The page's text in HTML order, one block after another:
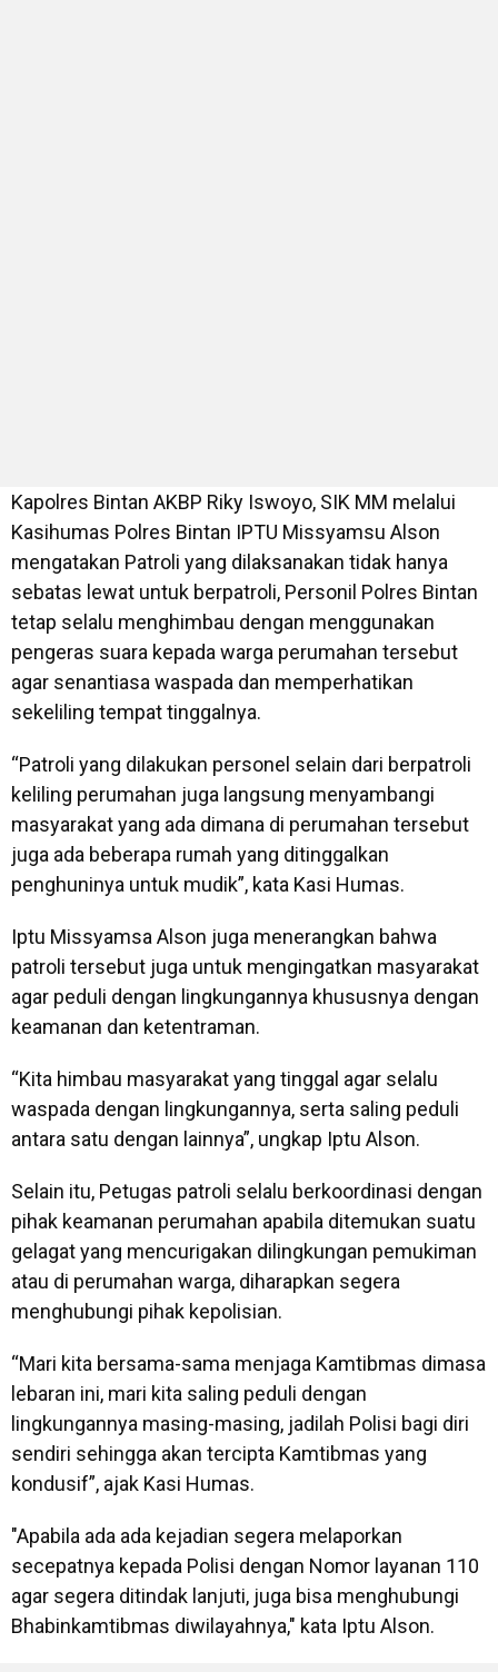
Kapolres Bintan AKBP Riky Iswoyo, SIK MM melalui
Kasihumas Polres Bintan IPTU Missyamsu Alson
mengatakan Patroli yang dilaksanakan tidak hanya
sebatas lewat untuk berpatroli, Personil Polres Bintan
tetap selalu menghimbau dengan menggunakan
pengeras suara kepada warga perumahan tersebut
agar senantiasa waspada dan memperhatikan
sekeliling tempat tinggalnya.
“Patroli yang dilakukan personel selain dari berpatroli
keliling perumahan juga langsung menyambangi
masyarakat yang ada dimana di perumahan tersebut
juga ada beberapa rumah yang ditinggalkan
penghuninya untuk mudik”, kata Kasi Humas.
Iptu Missyamsa Alson juga menerangkan bahwa
patroli tersebut juga untuk mengingatkan masyarakat
agar peduli dengan lingkungannya khususnya dengan
keamanan dan ketentraman.
“Kita himbau masyarakat yang tinggal agar selalu
waspada dengan lingkungannya, serta saling peduli
antara satu dengan lainnya”, ungkap Iptu Alson.
Selain itu, Petugas patroli selalu berkoordinasi dengan
pihak keamanan perumahan apabila ditemukan suatu
gelagat yang mencurigakan dilingkungan pemukiman
atau di perumahan warga, diharapkan segera
menghubungi pihak kepolisian.
“Mari kita bersama-sama menjaga Kamtibmas dimasa
lebaran ini, mari kita saling peduli dengan
lingkungannya masing-masing, jadilah Polisi bagi diri
sendiri sehingga akan tercipta Kamtibmas yang
kondusif”, ajak Kasi Humas.
"Apabila ada ada kejadian segera melaporkan
secepatnya kepada Polisi dengan Nomor layanan 110
agar segera ditindak lanjuti, juga bisa menghubungi
Bhabinkamtibmas diwilayahnya," kata Iptu Alson.